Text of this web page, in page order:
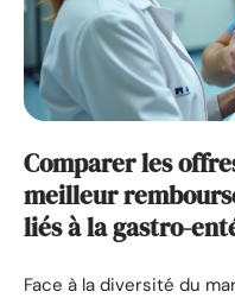
Comparer les
meilleur
liés à la gastro-
Face à la diversité du